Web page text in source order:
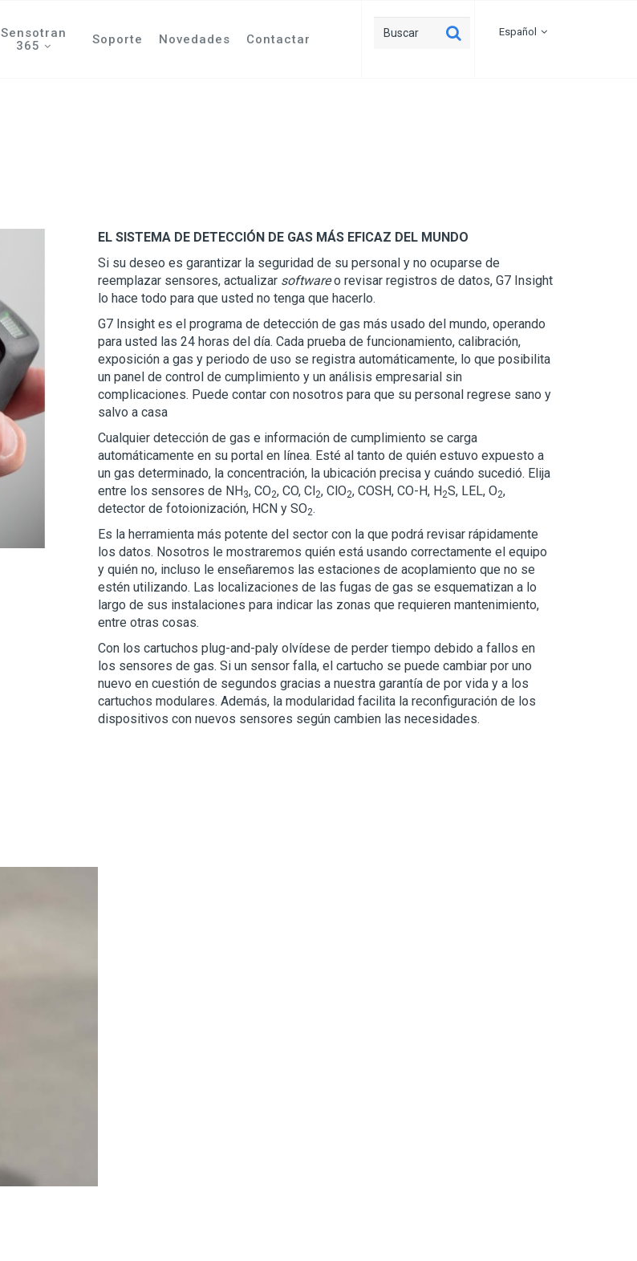
Sensotran
365
Soporte Novedades Contactar
Español
EL SISTEMA DE DETECCIÓN DE GAS MÁS EFICAZ DEL MUNDO
Si su deseo es garantizar la seguridad de su personal y no ocuparse de
reemplazar sensores, actualizar softwareo revisar registros de datos, G7 Insight
lo hace todo para que usted no tenga que hacerlo.
G7 Insight es el programa de detección de gas más usado del mundo, operando
para usted las 24 horas del día. Cada prueba de funcionamiento, calibración,
exposición a gas y periodo de uso se registra automáticamente, lo que posibilita
un panel de control de cumplimiento y un análisis empresarial sin
complicaciones. Puede contar con nosotros para que su personal regrese sano y
salvo a casa
Cualquier detección de gas e información de cumplimiento se carga
automáticamente en su portal en línea. Esté al tanto de quién estuvo expuesto a
un gas determinado, la concentración, la ubicación precisa y cuándo sucedió. Elija
entre los sensores de NH3, CO2, CO, Cl2, ClO2, COSH, CO-H, H2S, LEL, O2,
detector de fotoionización, HCN y SO2.
Es la herramienta más potente del sector con la que podrá revisar rápidamente
los datos. Nosotros le mostraremos quién está usando correctamente el equipo
y quién no, incluso le enseñaremos las estaciones de acoplamiento que no se
estén utilizando. Las localizaciones de las fugas de gas se esquematizan a lo
largo de sus instalaciones para indicar las zonas que requieren mantenimiento,
entre otras cosas.
Con los cartuchos plug-and-paly olvídese de perder tiempo debido a fallos en
los sensores de gas. Si un sensor falla, el cartucho se puede cambiar por uno
nuevo en cuestión de segundos gracias a nuestra garantía de por vida y a los
cartuchos modulares. Además, la modularidad facilita la reconfiguración de los
dispositivos con nuevos sensores según cambien las necesidades.